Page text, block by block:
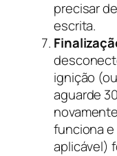
precisar
escrita.
ignição
aguarde
funciona
aplicável)